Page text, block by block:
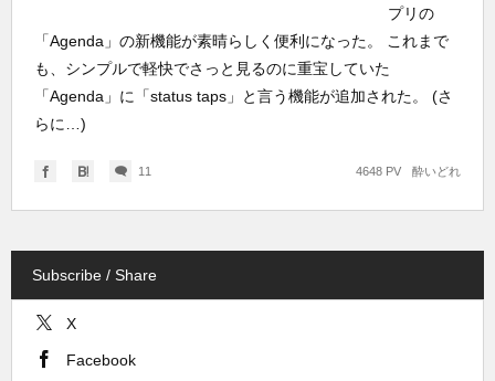
プリの
「Agenda」の新機能が素晴らしく便利になった。 これまで
も、シンプルで軽快でさっと見るのに重宝していた
「Agenda」に「status taps」と言う機能が追加された。 (さ
らに…)
11 酔いどれ
4648 PV
Subscribe / Share
X
Facebook